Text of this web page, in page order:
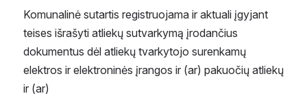
Komunalinė sutartis registruojama ir aktuali įgyjant
teises išrašyti atliekų sutvarkymą įrodančius
dokumentus dėl atliekų tvarkytojo surenkamų
elektros ir elektroninės įrangos ir (ar) pakuočių atliekų
ir (ar)